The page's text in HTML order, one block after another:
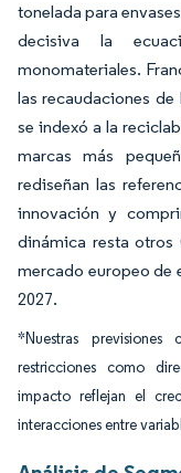
tonelada para
decisiva la
monomateriales.
las recaudaciones de
se indexó a la
marcas más
rediseñan las
innovación y
dinámica resta otros
mercado europeo de
2027.
*Nuestras
restricciones como
impacto reflejan el
interacciones entre